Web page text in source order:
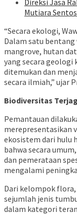
Direksi Jasa
Mutiara
“Secara ekologi,
Dalam satu
mangrove, hutan
yang secara geologi
ditemukan dan
secara ilmiah,” ujar
Biodiversitas
Pemantauan
merepresentasikan
ekosistem dari hulu
bahwa secara
dan pemerataan
mengalami
Dari kelompok
sejumlah jenis
dalam kategori